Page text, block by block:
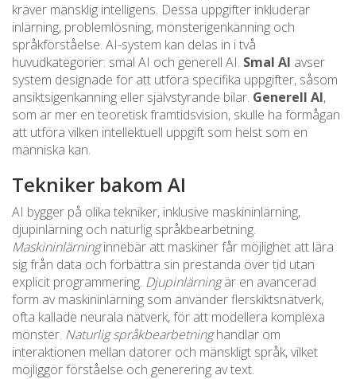
kräver mänsklig intelligens. Dessa uppgifter inkluderar
inlärning, problemlösning, mönsterigenkänning och
språkförståelse. AI-system kan delas in i två
huvudkategorier: smal AI och generell AI. Smal AI avser
system designade för att utföra specifika uppgifter, såsom
ansiktsigenkänning eller självstyrande bilar. Generell AI,
som är mer en teoretisk framtidsvision, skulle ha förmågan
att utföra vilken intellektuell uppgift som helst som en
människa kan.
Tekniker bakom AI
AI bygger på olika tekniker, inklusive maskininlärning,
djupinlärning och naturlig språkbearbetning.
Maskininlärninginnebär att maskiner får möjlighet att lära
sig från data och förbättra sin prestanda över tid utan
explicit programmering. Djupinlärningär en avancerad
form av maskininlärning som använder flerskiktsnätverk,
ofta kallade neurala nätverk, för att modellera komplexa
mönster. Naturlig språkbearbetninghandlar om
interaktionen mellan datorer och mänskligt språk, vilket
möjliggör förståelse och generering av text.